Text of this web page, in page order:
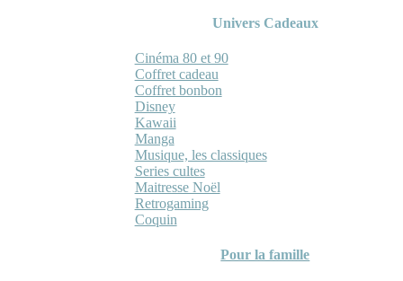
Univers Cadeaux
Cinéma 80 et 90
Coffret cadeau
Coffret bonbon
Disney
Kawaii
Manga
Musique, les classiques
Series cultes
Maitresse Noël
Retrogaming
Coquin
Pour la famille